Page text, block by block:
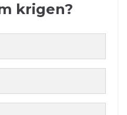
krigen?